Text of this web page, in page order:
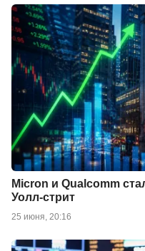
Micron и Qualcomm
Уолл-стрит
25 июня, 20:16